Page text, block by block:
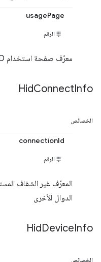
usagePage
الرقم
معرّف صفحة استخدام HID
HidConnectInfo
الخصائص
connectionId
الرقم
المعرّف غير الشفاف
الدوال الأخرى
HidDeviceInfo
الخصائص